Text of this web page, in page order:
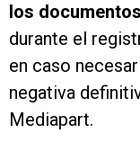
los
durante el
en caso
negativa
Mediapart.